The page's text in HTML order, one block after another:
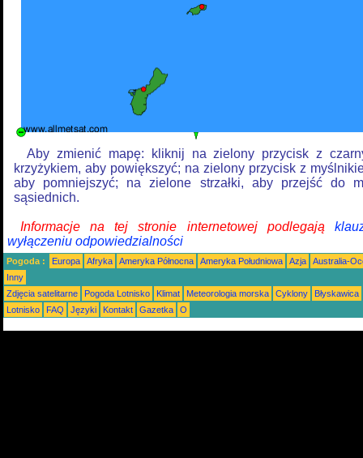
Aby zmienić mapę: kliknij na zielony przycisk z
krzyżykiem, aby powiększyć; na zielony przycisk z
aby pomniejszyć; na zielone strzałki, aby przejść do
sąsiednich.
Informacje na tej stronie internetowej podlegają
wyłączeniu odpowiedzialności
Pogoda : Europa Afryka Ameryka Północna Ameryka Południowa Azja
Australia-
Inny
Zdjęcia satelitarne
Pogoda Lotnisko Klimat Meteorologia morska Cyklony
Błyskawica
Lotnisko
FAQ Języki Kontakt Gazetka O